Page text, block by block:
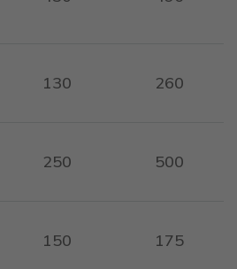
130 260
250 500
150 175